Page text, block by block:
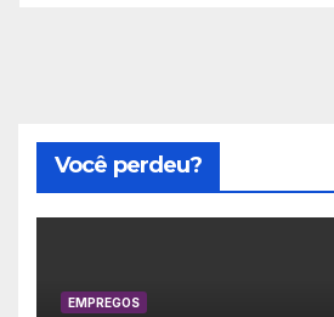
Você perdeu?
EMPREGOS